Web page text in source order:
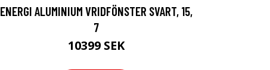
ENERGI ALUMINIUM VRIDFÖNSTER SVART, 15,
7
10399 SEK